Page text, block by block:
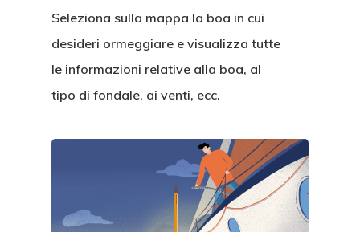
Seleziona sulla mappa la boa in cui
desideri ormeggiare e visualizza tutte
le informazioni relative alla boa, al
tipo di fondale, ai venti, ecc.